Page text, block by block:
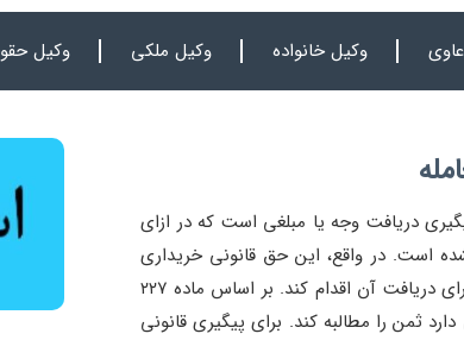
وکیل خانواده وکیل ملکی وکیل
دریافت وجه یا مبلغی است که در ازای
است. در واقع، این حق قانونی خریداری
است که پس از تحویل کالا یا خدمت و عدم پرداخت ثمن، برای دریافت آن اقدام کند. بر اساس ماده ۲۲۷
ثمن را مطالبه کند. برای پیگیری قانونی